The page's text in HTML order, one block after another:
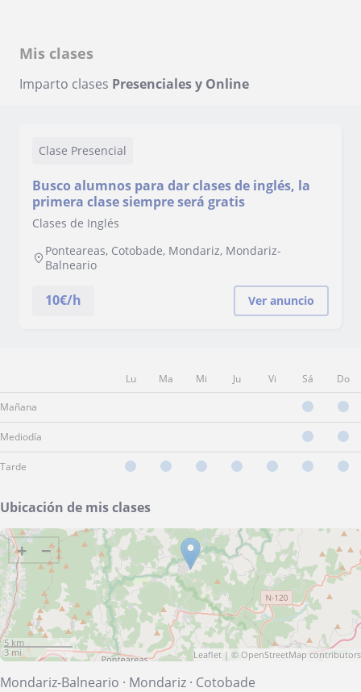
Mis clases
Imparto clases Presenciales y Online
Clase Presencial
Busco alumnos para dar clases de inglés, la
primera clase siempre será gratis
Clases de Inglés
Ponteareas, Cotobade, Mondariz, Mondariz-
Balneario
10€/h Ver anuncio
Lu Ma Mi Ju Vi Sá Do
Mañana
Mediodía
Tarde
Ubicación de mis clases
+ −
5 km
3 mi
Leaflet | © OpenStreetMap contributors
Mondariz-Balneario · Mondariz · Cotobade